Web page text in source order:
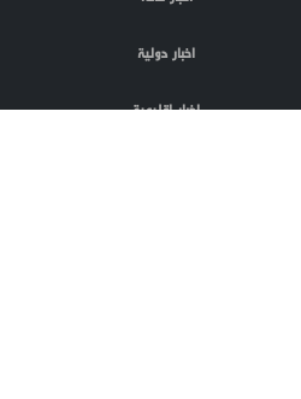
اخبار دولية
اخبار اقليمية